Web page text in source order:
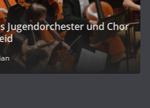
Jugendorchester und Chor